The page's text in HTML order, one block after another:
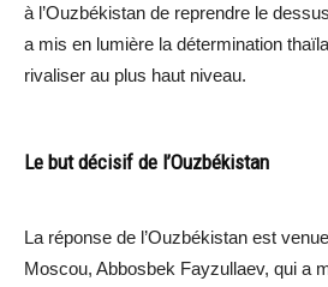
à l’Ouzbékistan de reprendre le
a mis en lumière la détermination
rivaliser au plus haut niveau.
Le but décisif de l’Ouzbékistan
La réponse de l’Ouzbékistan est
Moscou, Abbosbek Fayzullaev, qui a